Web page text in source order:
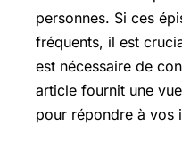
personnes. Si ces
fréquents, il est
est nécessaire de
article fournit une
pour répondre à vos